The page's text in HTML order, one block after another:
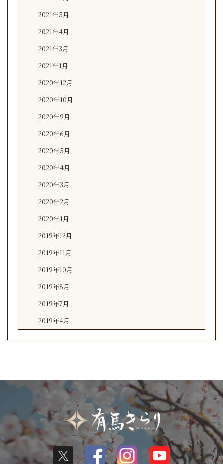
2021年5月
2021年4月
2021年3月
2021年1月
2020年12月
2020年10月
2020年9月
2020年6月
2020年5月
2020年4月
2020年3月
2020年2月
2020年1月
2019年12月
2019年11月
2019年10月
2019年8月
2019年7月
2019年4月